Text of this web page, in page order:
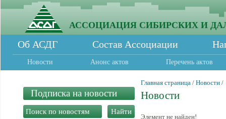
АССОЦИАЦИЯ СИБИРСКИХ И
Об АСДГ Состав Ассоциации
Новости Анонс актов Перечень актов
Подписка на новости
Главная страница / Новости /
Новости
Элемент не найден!